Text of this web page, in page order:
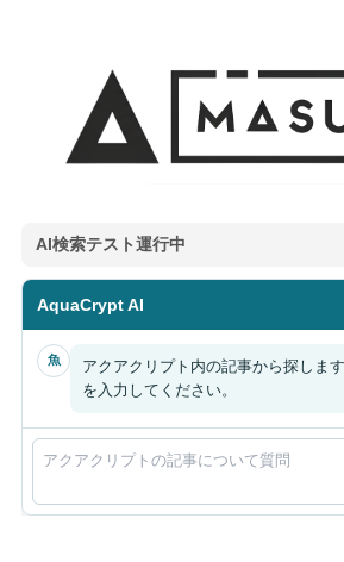
AI検索テスト運行中
AquaCrypt AI
魚
アクアクリプト内の記事から探しま
を入力してください。